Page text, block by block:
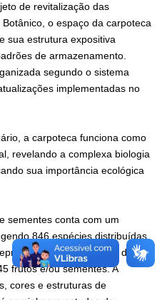
de revitalização das
o espaço da carpoteca
sua estrutura expositiva
de armazenamento.
segundo o sistema
implementadas no
a carpoteca funciona como
revelando a complexa biologia
sua importância ecológica
sementes conta com um
846 espécies distribuídas
em número de
frutos e/ou sementes. A
cores e estruturas de